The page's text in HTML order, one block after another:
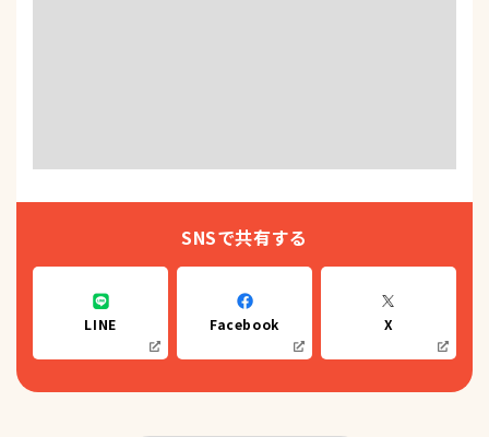
SNSで共有する
LINE Facebook X